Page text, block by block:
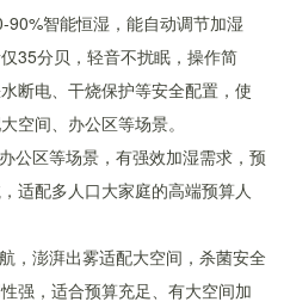
智能恒湿，能自动调节加湿
35分贝，轻音不扰眠，操作简
断电、干烧保护等安全配置，使
空间、办公区等场景。
公区等场景，有强效加湿需求，预
适配多人口大家庭的高端预算人
，澎湃出雾适配大空间，杀菌安全
强，适合预算充足、有大空间加